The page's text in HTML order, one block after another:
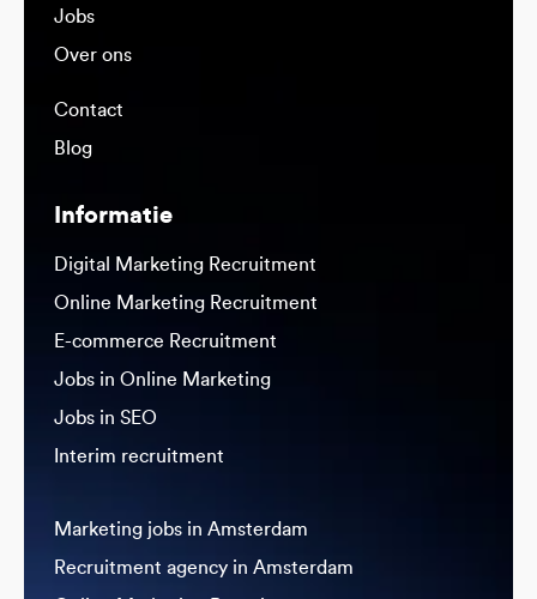
Jobs
Over ons
Contact
Blog
Informatie
Digital Marketing Recruitment
Online Marketing Recruitment
E-commerce Recruitment
Jobs in Online Marketing
Jobs in SEO
Interim recruitment
Marketing jobs in Amsterdam
Recruitment agency in Amsterdam